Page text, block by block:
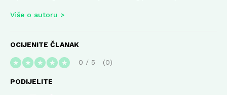
Više o autoru
OCIJENITE ČLANAK
★ ★ ★ ★ ★ 0 / 5 0
PODIJELITE